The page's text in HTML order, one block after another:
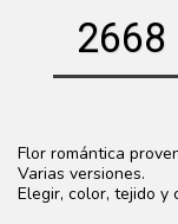
2668
Flor romántica
Varias versiones.
Elegir, color, tejido y